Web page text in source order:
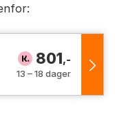
801,-
13 – 18 dager